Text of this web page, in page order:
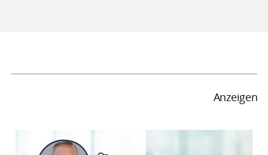
Anzeigen